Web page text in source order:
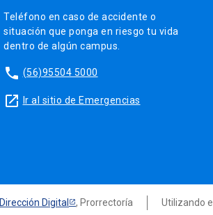
Teléfono en caso de accidente o
situación que ponga en riesgo tu vida
dentro de algún campus.
phone (56)95504 5000
launch Ir al sitio de Emergencias
Dirección Digital , Prorrectoría Utilizando el